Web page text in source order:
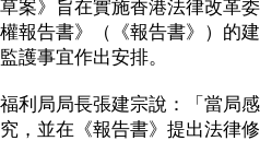
》旨在實施香港法律改革委
權報告書》（《報告書》）的
護事宜作出安排。
局局長張建宗說：「當局感
，並在《報告書》提出法律